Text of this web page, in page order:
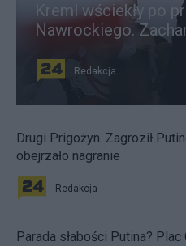
Kreml wściekły po
Nawrockiego.
Redakcja
Drugi Prigożyn. Zagroził
obejrzało nagranie
Redakcja
Parada słabości Putina?